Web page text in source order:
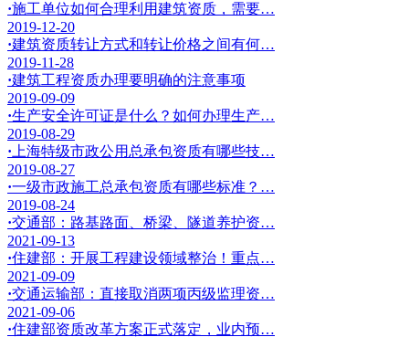
·施工单位如何合理利用建筑资质，需要…
2019-12-20
·建筑资质转让方式和转让价格之间有何…
2019-11-28
·建筑工程资质办理要明确的注意事项
2019-09-09
·生产安全许可证是什么？如何办理生产…
2019-08-29
· 上海特级市政公用总承包资质有哪些技…
2019-08-27
·一级市政施工总承包资质有哪些标准？…
2019-08-24
·交通部：路基路面、桥梁、隧道养护资…
2021-09-13
·住建部：开展工程建设领域整治！重点…
2021-09-09
·交通运输部：直接取消两项丙级监理资…
2021-09-06
·住建部资质改革方案正式落定，业内预…